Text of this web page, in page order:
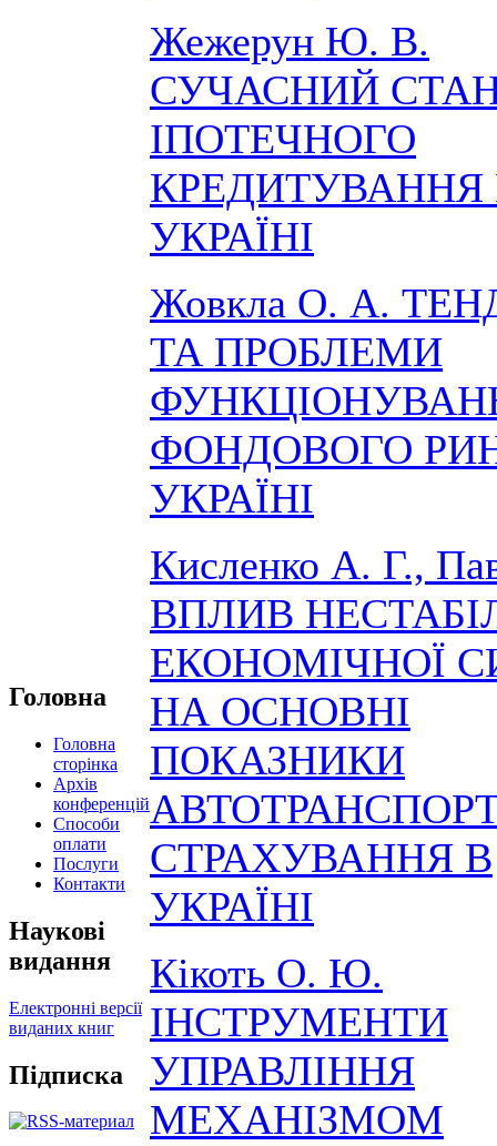
Головна
Головна
сторінка
Архів
конференцій
Способи
оплати
Послуги
Контакти
Наукові
видання
Електронні версії
виданих книг
Підписка
Жежерун Ю. В.
СУЧАСНИЙ
ІПОТЕЧНОГО
КРЕДИТУВАННЯ
УКРАЇНІ
Жовкла О. А.
ТА ПРОБЛЕМИ
ФОНДОВОГО
УКРАЇНІ
Кисленко А. Г.,
ВПЛИВ
ЕКОНОМІЧНОЇ
НА ОСНОВНІ
ПОКАЗНИКИ
СТРАХУВАННЯ В
УКРАЇНІ
Кікоть О. Ю.
ІНСТРУМЕНТИ
УПРАВЛІННЯ
МЕХАНІЗМОМ